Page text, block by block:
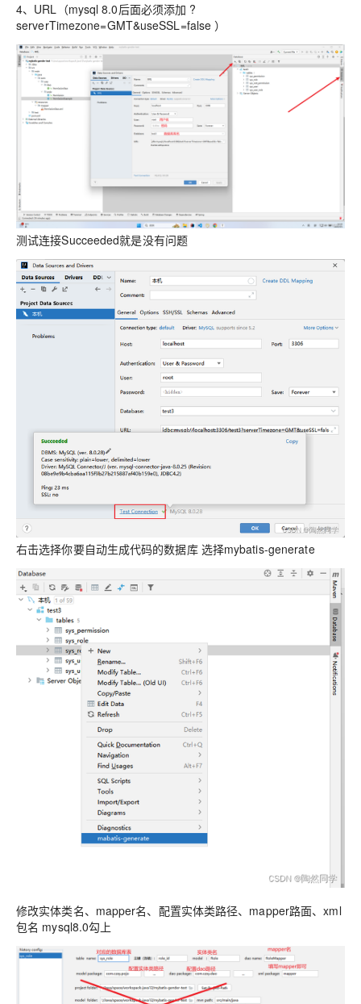
4、URL（mysql 8.0后面必须添加 ?
serverTimezone=GMT&useSSL=false ）
测试连接Succeeded就是没有问题
右击选择你要自动生成代码的数据库 选择mybatis-generate
修改实体类名、mapper名、配置实体类路径、mapper路面、xml
包名 mysql8.0勾上